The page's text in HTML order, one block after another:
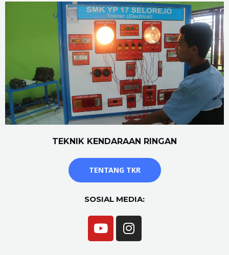
TEKNIK KENDARAAN RINGAN
TENTANG TKR
SOSIAL MEDIA: